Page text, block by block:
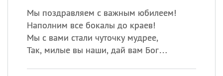
Мы поздравляем с важным юбилеем!
Наполним все бокалы до краев!
Мы с вами стали чуточку мудрее,
Так, милые вы наши, дай вам Бог…